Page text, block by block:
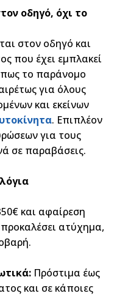
οδηγό, όχι το
στον οδηγό και
που έχει εμπλακεί
το παράνομο
για όλους
και εκείνων
. Επιπλέον
για τους
σε παραβάσεις.
και αφαίρεση
ατύχημα,
Πρόστιμα έως
και σε κάποιες